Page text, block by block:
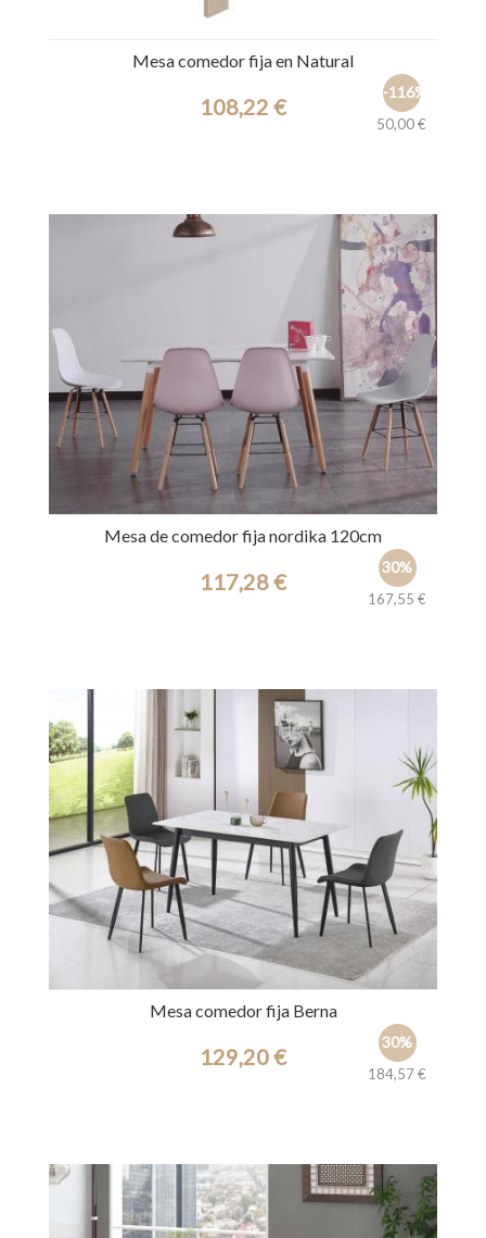
Mesa comedor fija en Natural
-116%
50,00 €
108,22 €
Mesa de comedor fija nordika 120cm
30%
167,55 €
117,28 €
Mesa comedor fija Berna
30%
184,57 €
129,20 €